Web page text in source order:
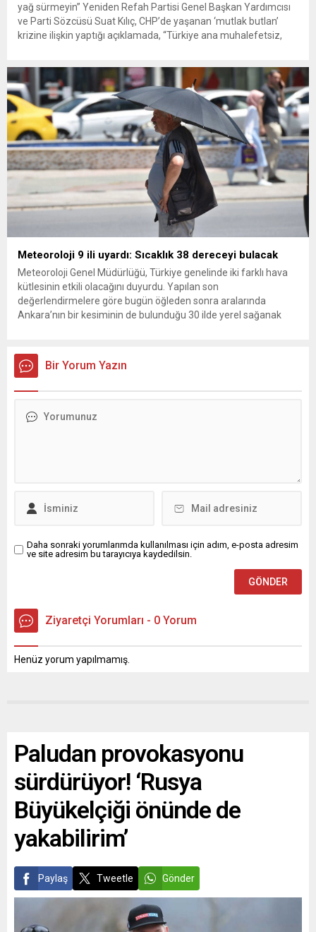
yağ sürmeyin” Yeniden Refah Partisi Genel Başkan Yardımcısı
ve Parti Sözcüsü Suat Kılıç, CHP’de yaşanan ‘mutlak butlan’
krizine ilişkin yaptığı açıklamada, “Türkiye ana muhalefetsiz,
olun. Türkiye’yi...
Meteoroloji 9 ili uyardı: Sıcaklık 38 dereceyi bulacak
Meteoroloji Genel Müdürlüğü, Türkiye genelinde iki farklı hava
kütlesinin etkili olacağını duyurdu. Yapılan son
değerlendirmelere göre bugün öğleden sonra aralarında
Ankara’nın bir kesiminin de bulunduğu 30 ilde yerel sağanak
üzerine çıkarak yaz değerlerine ulaşacak. Ayrıca...
Bir Yorum Yazın
Daha sonraki yorumlarımda kullanılması için adım, e-posta adresim
ve site adresim bu tarayıcıya kaydedilsin.
Ziyaretçi Yorumları - 0 Yorum
Henüz yorum yapılmamış.
Paludan provokasyonu
sürdürüyor! ‘Rusya
Büyükelçiği önünde de
yakabilirim’
Paylaş Tweetle Gönder